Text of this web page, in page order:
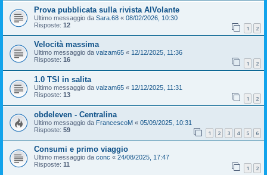
Prova pubblicata sulla rivista AlVolante
Ultimo messaggio da Sara.68 « 08/02/2026, 10:30
Risposte: 12 1 2
Velocità massima
Ultimo messaggio da valzam65 « 12/12/2025, 11:36
Risposte: 16 1 2
1.0 TSI in salita
Ultimo messaggio da valzam65 « 12/12/2025, 11:31
Risposte: 13 1 2
obdeleven - Centralina
Ultimo messaggio da FrancescoM « 05/09/2025, 10:31
Risposte: 59 1 2 3 4 5 6
Consumi e primo viaggio
Ultimo messaggio da conc « 24/08/2025, 17:47
Risposte: 11 1 2